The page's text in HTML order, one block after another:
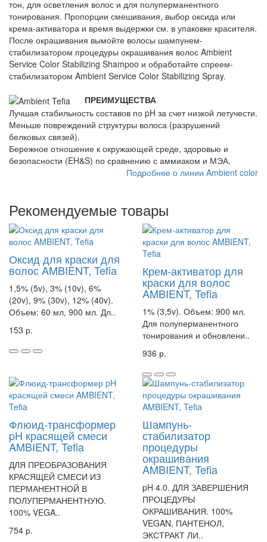
тон, для осветления волос и для полуперманентного
тонирования. Пропорции смешивания, выбор оксида или
крема-активатора и время выдержки см. в упаковке красителя.
После окрашивания вымойте волосы шампунем-
стабилизатором процедуры окрашивания волос Ambient
Service Color Stabilizing Shampoo и обработайте спреем-
стабилизатором Ambient Service Color Stabilizing Spray.
ПРЕИМУЩЕСТВА
Лучшая стабильность составов по pH за счет низкой летучести.
Меньше повреждений структуры волоса (разрушений
белковых связей).
Бережное отношение к окружающей среде, здоровью и
безопасности (EH&S) по сравнению с аммиаком и МЭА.
Подробнее о линии Ambient color
Рекомендуемые товары
Оксид для краски для
волос AMBIENT, Tefia
1,5% (5v), 3% (10v), 6%
(20v), 9% (30v), 12% (40v).
Объем: 60 мл, 900 мл. Дл..
153 р.
Крем-активатор для
краски для волос
AMBIENT, Tefia
1% (3,5v). Объем: 900 мл.
Для полуперманентного
тонирования и обновлени..
936 р.
Флюид-трансформер
pH красящей смеси
AMBIENT, Tefia
ДЛЯ ПРЕОБРАЗОВАНИЯ
КРАСЯЩЕЙ СМЕСИ ИЗ
ПЕРМАНЕНТНОЙ В
ПОЛУПЕРМАНЕНТНУЮ.
100% VEGA..
754 р.
Шампунь-
стабилизатор
процедуры
окрашивания
AMBIENT, Tefia
pH 4.0. ДЛЯ ЗАВЕРШЕНИЯ
ПРОЦЕДУРЫ
ОКРАШИВАНИЯ. 100%
VEGAN, ПАНТЕНОЛ,
ЭКСТРАКТ ЛИ..